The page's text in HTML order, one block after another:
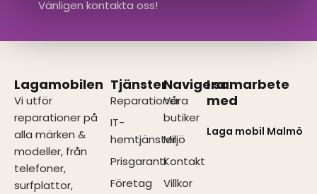
Vänligen kontakta oss!
Lagamobilen
Vi utför
reparationer på
alla märken &
modeller, från
telefoner,
surfplattor,
Tjänster
Reparationer
IT-
hemtjänster
Prisgaranti
Företag
Navigera
Våra
butiker
Miljö
Kontakt
Villkor
I samarbete
med
Laga mobil Malmö